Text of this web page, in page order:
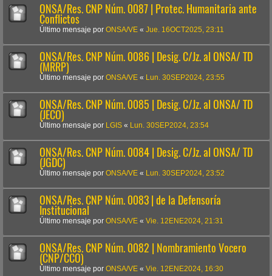
ONSA/Res. CNP Núm. 0087 | Protec. Humanitaria ante
Conflictos
Último mensaje por ONSA/VE « Jue. 16OCT2025, 23:11
ONSA/Res. CNP Núm. 0086 | Desig. C/Jz. al ONSA/ TD
(MRRP)
Último mensaje por ONSA/VE « Lun. 30SEP2024, 23:55
ONSA/Res. CNP Núm. 0085 | Desig. C/Jz. al ONSA/ TD
(JECO)
Último mensaje por LGIS « Lun. 30SEP2024, 23:54
ONSA/Res. CNP Núm. 0084 | Desig. C/Jz. al ONSA/ TD
(JGDC)
Último mensaje por ONSA/VE « Lun. 30SEP2024, 23:52
ONSA/Res. CNP Núm. 0083 | de la Defensoría
Institucional
Último mensaje por ONSA/VE « Vie. 12ENE2024, 21:31
ONSA/Res. CNP Núm. 0082 | Nombramiento Vocero
(CNP/CCO)
Último mensaje por ONSA/VE « Vie. 12ENE2024, 16:30